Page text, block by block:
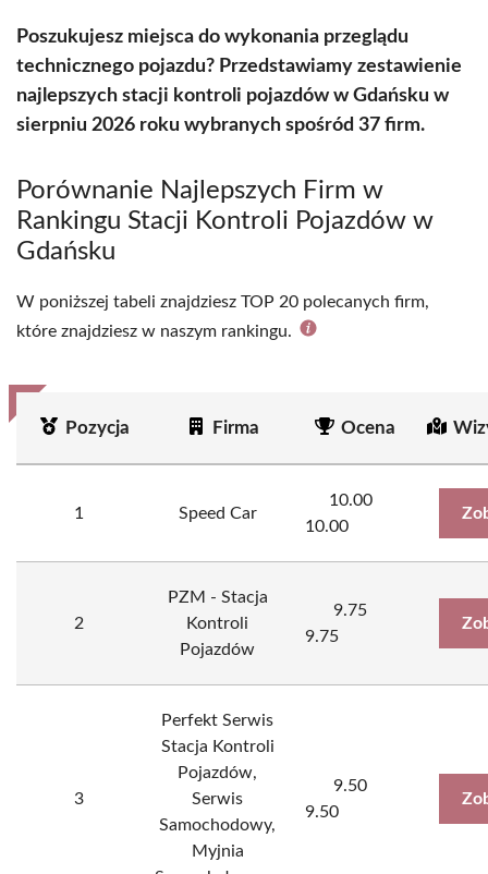
Poszukujesz miejsca do wykonania przeglądu
technicznego pojazdu? Przedstawiamy zestawienie
najlepszych stacji kontroli pojazdów w Gdańsku w
sierpniu 2026 roku wybranych spośród 37 firm.
Porównanie Najlepszych Firm w
Rankingu Stacji Kontroli Pojazdów w
Gdańsku
W poniższej tabeli znajdziesz TOP 20 polecanych firm,
które znajdziesz w naszym rankingu.
Pozycja Firma Ocena
1 Speed Car
10.00
10.00
2
PZM - Stacja
Kontroli
Pojazdów
9.75
9.75
3
Perfekt Serwis
Stacja Kontroli
Pojazdów,
Serwis
Samochodowy,
Myjnia
9.50
9.50